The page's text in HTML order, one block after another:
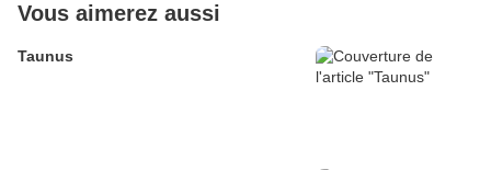
Vous aimerez aussi
Taunus